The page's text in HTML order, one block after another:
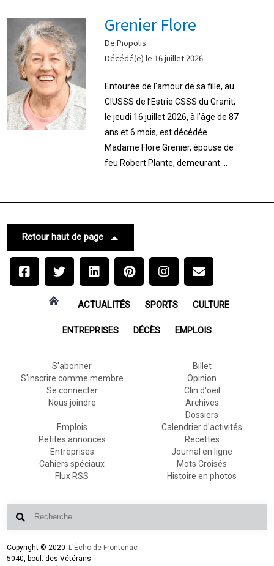
Grenier Flore
De Piopolis
Décédé(e) le 16 juillet 2026
Entourée de l'amour de sa fille, au
CIUSSS de l’Estrie CSSS du Granit,
le jeudi 16 juillet 2026, à l’âge de 87
ans et 6 mois, est décédée
Madame Flore Grenier, épouse de
feu Robert Plante, demeurant ...
Retour haut de page
ACTUALITÉS SPORTS CULTURE
ENTREPRISES DÉCÈS EMPLOIS
S'abonner
S'inscrire comme membre
Se connecter
Nous joindre
Billet
Opinion
Clin d'oeil
Archives
Dossiers
Emplois
Petites annonces
Entreprises
Cahiers spéciaux
Flux RSS
Calendrier d'activités
Recettes
Journal en ligne
Mots Croisés
Histoire en photos
Copyright © 2020 L'Écho de Frontenac
5040, boul. des Vétérans